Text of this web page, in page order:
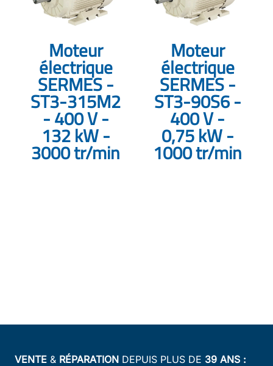
Moteur
électrique
SERMES -
ST3-315M2
- 400 V -
132 kW -
3000 tr/min
Moteur
électrique
SERMES -
ST3-90S6 -
400 V -
0,75 kW -
1000 tr/min
VENTE & RÉPARATION DEPUIS PLUS DE 39 ANS :